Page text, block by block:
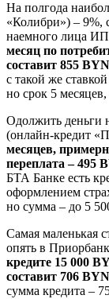
На полгода
«Колибри») –
наемного лица
месяц по
составит 855
с такой же
но срок 5
Одолжить деньги
(онлайн-кредит
месяцев,
переплата – 495
БТА Банке есть
оформлением
но сумма – до 5
Самая маленькая
опять в
кредите 15 000
составит 706
сумма кредита –